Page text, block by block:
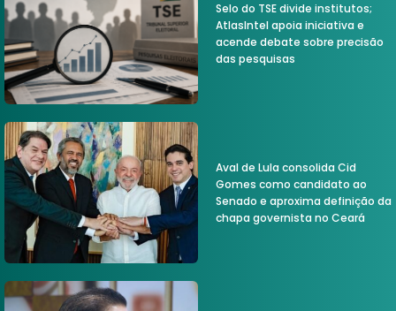
Selo do TSE divide institutos;
AtlasIntel apoia iniciativa e
acende debate sobre precisão
das pesquisas
Aval de Lula consolida Cid
Gomes como candidato ao
Senado e aproxima definição da
chapa governista no Ceará